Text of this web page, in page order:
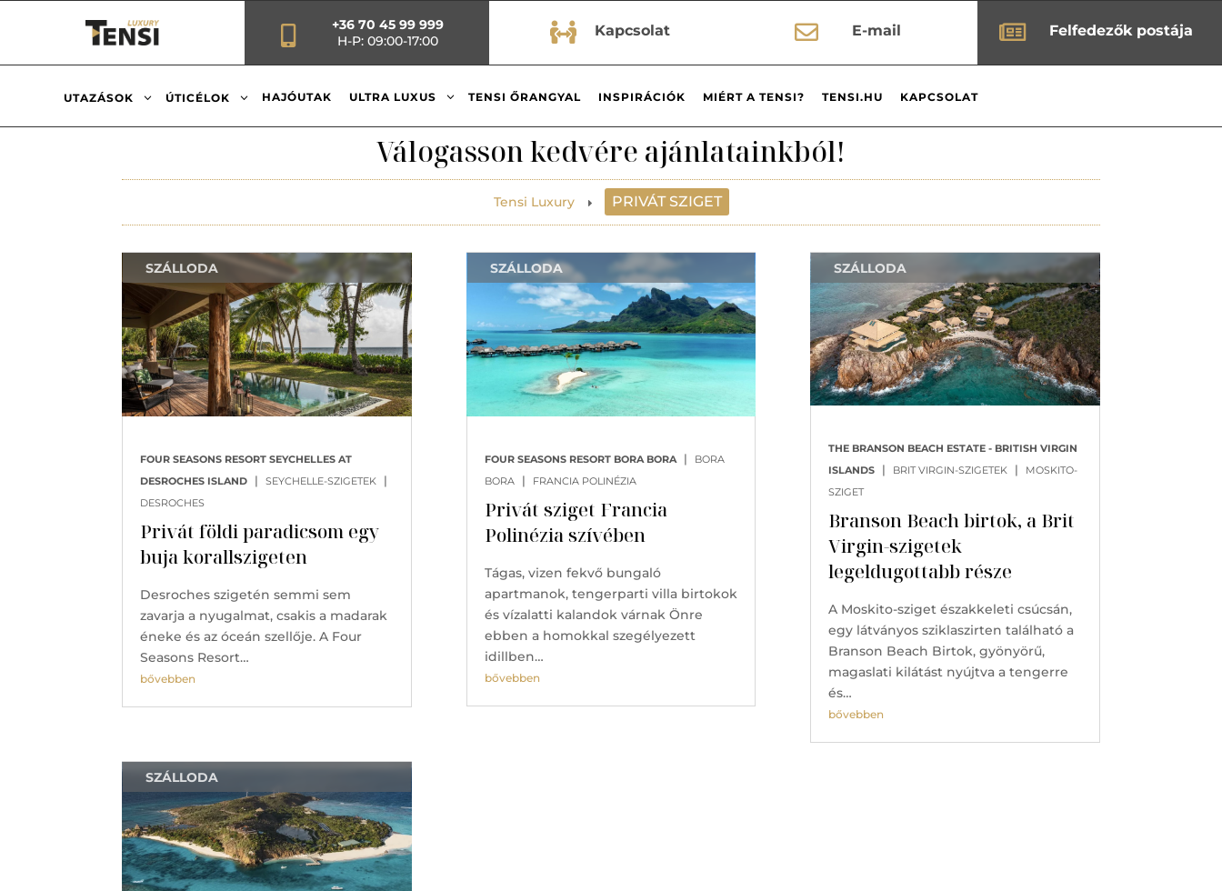
+36 70 45 99 999
H-P: 09:00-17:00
 Kapcsolat  Felfedezők postája
 E-mail
UTAZÁSOK 3 ÚTICÉLOK 3 HAJÓUTAK ULTRA LUXUS 3 TENSI ŐRANGYAL INSPIRÁCIÓK MIÉRT A TENSI? TENSI.HU KAPCSOLAT
Válogasson kedvére ajánlatainkból!
Tensi Luxury E PRIVÁT SZIGET
Privát földi paradicsom egy
buja korallszigeten
FOUR SEASONS RESORT SEYCHELLES AT
DESROCHES ISLAND
| SEYCHELLE-SZIGETEK |
DESROCHES
SZÁLLODA
Desroches szigetén semmi sem
zavarja a nyugalmat, csakis a madarak
éneke és az óceán szellője. A Four
Seasons Resort…
bővebben
SZÁLLODA
Privát sziget Francia
Polinézia szívében
FOUR SEASONS RESORT BORA BORA |
BORA
BORA
| FRANCIA POLINÉZIA
SZÁLLODA
Tágas, vizen fekvő bungaló
apartmanok, tengerparti villa birtokok
és vízalatti kalandok várnak Önre
ebben a homokkal szegélyezett
idillben…
bővebben
Branson Beach birtok, a Brit
Virgin-szigetek
legeldugottabb része
THE BRANSON BEACH ESTATE - BRITISH VIRGIN
ISLANDS
| BRIT VIRGIN-SZIGETEK |
MOSKITO-
SZIGET
SZÁLLODA
A Moskito-sziget északkeleti csúcsán,
egy látványos sziklaszirten található a
Branson Beach Birtok, gyönyörű,
magaslati kilátást nyújtva a tengerre
és…
bővebben